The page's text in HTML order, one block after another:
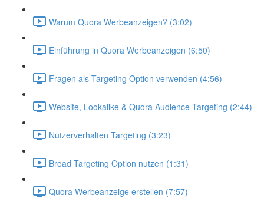
Warum Quora Werbeanzeigen? (3:02)
Einführung in Quora Werbeanzeigen (6:50)
Fragen als Targeting Option verwenden (4:56)
Website, Lookalike & Quora Audience Targeting (2:44)
Nutzerverhalten Targeting (3:23)
Broad Targeting Option nutzen (1:31)
Quora Werbeanzeige erstellen (7:57)